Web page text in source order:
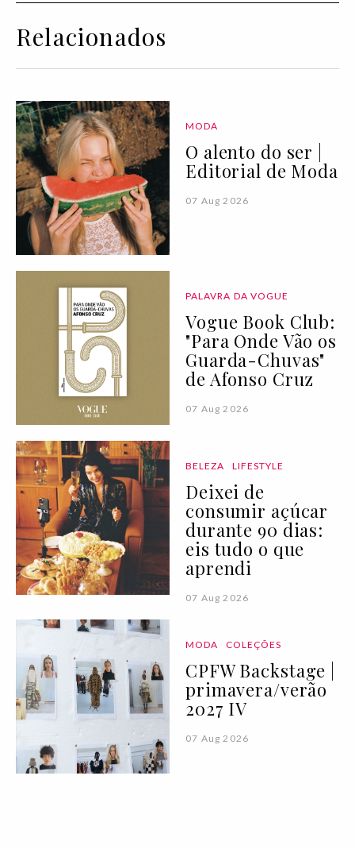
Relacionados
MODA
O alento do ser |
Editorial de Moda
07 Aug 2026
PALAVRA DA VOGUE
Vogue Book Club:
"Para Onde Vão os
Guarda-Chuvas"
de Afonso Cruz
07 Aug 2026
BELEZA LIFESTYLE
Deixei de
consumir açúcar
durante 90 dias:
eis tudo o que
aprendi
07 Aug 2026
MODA COLEÇÕES
CPFW Backstage |
primavera/verão
2027 IV
07 Aug 2026